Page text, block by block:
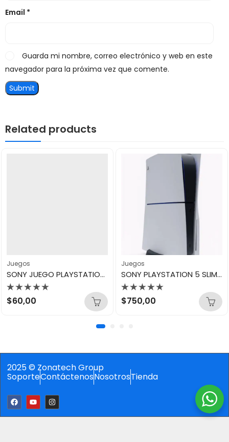
Email *
Guarda mi nombre, correo electrónico y web en este
navegador para la próxima vez que comente.
Related products
Juegos
SONY JUEGO PLAYSTATION PS5 EA SPORTS FC 26
Valorado
con
$60,00
Juegos
SONY PLAYSTATION 5 SLIM DISC USA
Valorado
con
$750,00
2025 © Zonatech Group
SoporteContáctenosNosotrosTienda